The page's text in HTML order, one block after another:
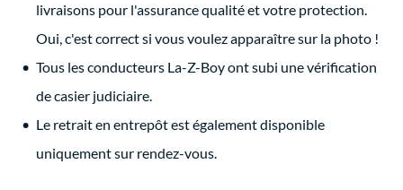
livraisons pour l'assurance qualité et votre protection.
Oui, c'est correct si vous voulez apparaître sur la photo !
Tous les conducteurs La-Z-Boy ont subi une vérification
de casier judiciaire.
Le retrait en entrepôt est également disponible
uniquement sur rendez-vous.